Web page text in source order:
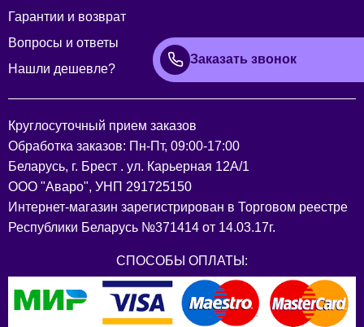
Гарантии и возврат
Вопросы и ответы
Нашли дешевле?
Заказать звонок
Круглосуточный прием заказов
Обработка заказов: Пн-Пт, 09:00-17:00
Беларусь, г. Брест . ул. Карьерная 12А/1
ООО "Аваро", УНП 291725150
Интернет-магазин зарегистрирован в Торговом реестре
Республики Беларусь №371414 от 14.03.17г.
СПОСОБЫ ОПЛАТЫ: